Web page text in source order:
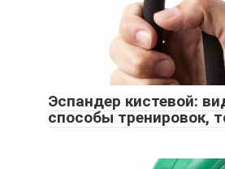
Эспандер кистевой:
способы тренировок,